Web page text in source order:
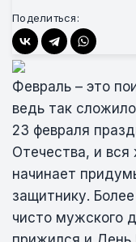
Поделиться:
Февраль – это
ведь так
23 февраля
Отечества, и
начинает
защитнику.
чисто мужского